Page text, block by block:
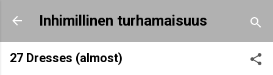
Siirry pääsisältöön
Inhimillinen turhamaisuus
27 Dresses (almost)